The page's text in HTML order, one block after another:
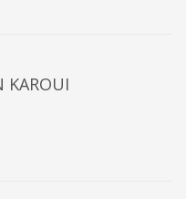
KAROUI